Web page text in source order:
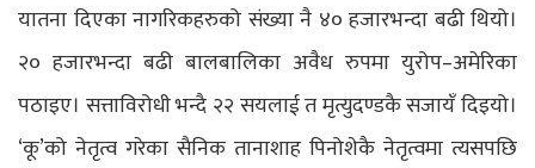
यातना दिएका नागरिकहरुको संख्या नै ४० हजारभन्दा बढी थियो।
२० हजारभन्दा बढी बालबालिका अवैध रुपमा युरोप–अमेरिका
पठाइए। सत्ताविरोधी भन्दै २२ सयलाई त मृत्युदण्डकै सजायँ दिइयो।
‘कू’को नेतृत्व गरेका सैनिक तानाशाह पिनोशेकै नेतृत्वमा त्यसपछि